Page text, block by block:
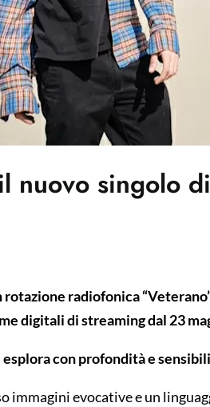
nuovo singolo
rotazione radiofonica
digitali di streaming dal 23
esplora con profondità e
immagini evocative e un